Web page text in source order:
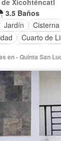
3.5 Baños
Jardín Cisterna
Cuarto de
amueblar
en - Quinta San